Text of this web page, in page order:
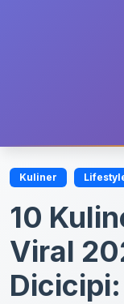
Kuliner
10
Viral